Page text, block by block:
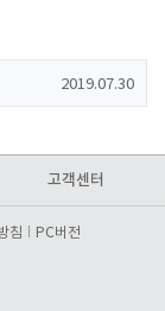
2019.07.30
고객센터
침 PC버전